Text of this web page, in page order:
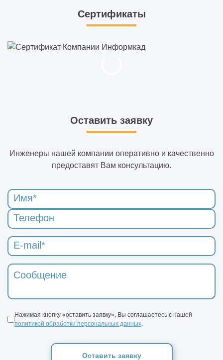
Сертификаты
Оставить заявку
Инженеры нашей компании оперативно и качественно
предоставят Вам консультацию.
Нажимая кнопку «оставить заявку», Вы соглашаетесь с нашей
политикой обработки персональных данных
Оставить заявку